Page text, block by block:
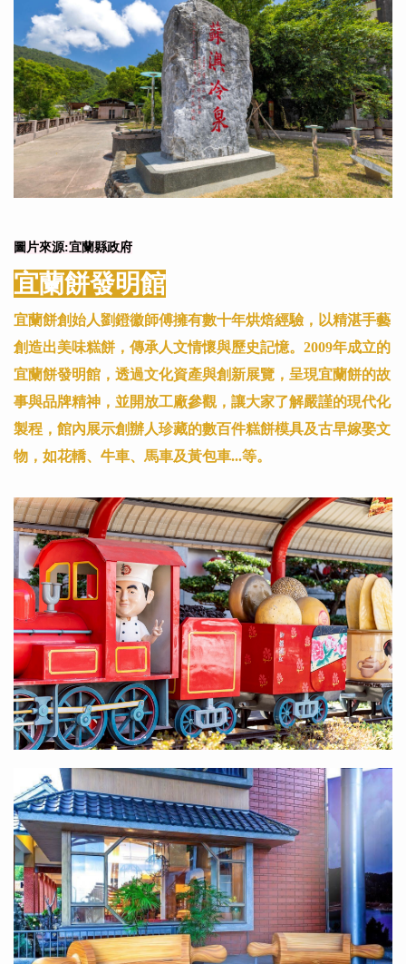
圖片來源:宜蘭縣政府
宜蘭餅發明館
宜蘭餅創始人劉鐙徽師傅擁有數十年烘焙經驗，以精湛手藝
創造出美味糕餅，傳承人文情懷與歷史記憶。2009年成立的
宜蘭餅發明館，透過文化資產與創新展覽，呈現宜蘭餅的故
事與品牌精神，並開放工廠參觀，讓大家了解嚴謹的現代化
製程，館內展示創辦人珍藏的數百件糕餅模具及古早嫁娶文
物，如花轎、牛車、馬車及黃包車...等。